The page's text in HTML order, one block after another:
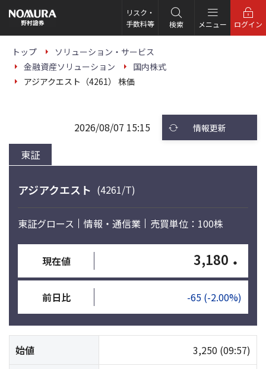
の
ー
リスク・
手数料等
検索 メニュー ログイン
トップ
ソリューション・サービス
金融資産ソリューション
国内株式
アジアクエスト（4261） 株価
東証
2026/08/07 15:15 情報更新
アジアクエスト (4261/T)
東証グロース 情報・通信業 売買単位：100株
現在値 3,180 ・
前日比 -65 (-2.00%)
始値 3,250 (09:57)